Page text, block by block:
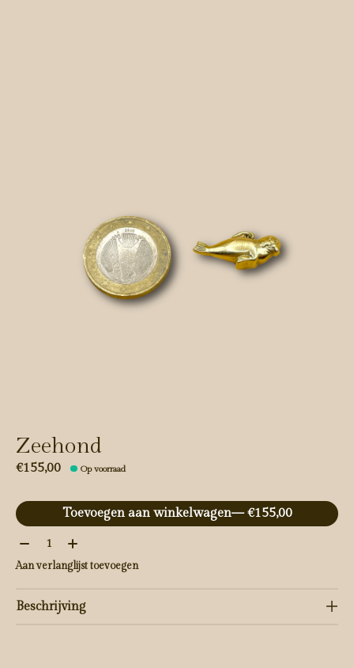
Zeehond
€155,00 Op voorraad
Toevoegen aan winkelwagen
— €155,00
Aantal:
Aan verlanglijst toevoegen
Beschrijving